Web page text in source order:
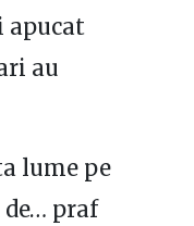
apucat
au
lume pe
praf